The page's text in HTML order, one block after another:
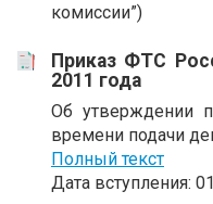
комиссии”)
Приказ ФТС
2011 года
Об утверждении
времени подачи
Полный текст
Дата вступления: